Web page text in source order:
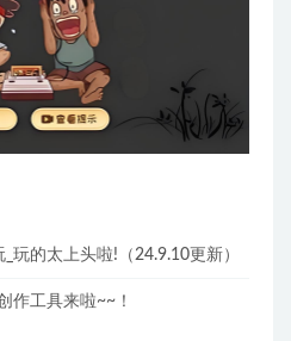
玩的太上头啦!（24.9.10更新）
作工具来啦~~！